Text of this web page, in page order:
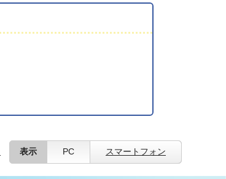
表示 PC スマートフォン